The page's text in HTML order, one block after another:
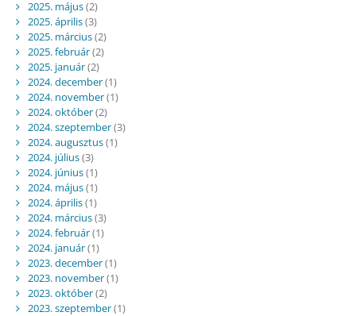
2025. május(2)
2025. április(3)
2025. március(2)
2025. február(2)
2025. január(2)
2024. december(1)
2024. november(1)
2024. október(2)
2024. szeptember(3)
2024. augusztus(1)
2024. július(3)
2024. június(1)
2024. május(1)
2024. április(1)
2024. március(3)
2024. február(1)
2024. január(1)
2023. december(1)
2023. november(1)
2023. október(2)
2023. szeptember(1)